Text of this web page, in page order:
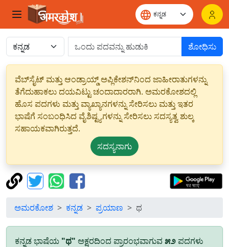
ಶೋಧಿಸು
ವೆಬ್‌ಸೈಟ್ ಮತ್ತು ಆಂಡ್ರಾಯ್ಡ್ ಅಪ್ಲಿಕೇಶನ್‌ನಿಂದ ಜಾಹೀರಾತುಗಳನ್ನು
ತೆಗೆದುಹಾಕಲು ದಯವಿಟ್ಟು ಚಂದಾದಾರರಾಗಿ. ಅಮರಕೋಶದಲ್ಲಿ
ಹೊಸ ಪದಗಳು ಮತ್ತು ವ್ಯಾಖ್ಯಾನಗಳನ್ನು ಸೇರಿಸಲು ಮತ್ತು ಇತರ
ಭಾಷೆಗೆ ಸಂಬಂಧಿಸಿದ ವೈಶಿಷ್ಟ್ಯಗಳನ್ನು ಸೇರಿಸಲು ಸದಸ್ಯತ್ವ ಶುಲ್ಕ
ಸಹಾಯಕವಾಗಿರುತ್ತದೆ.
ಸದಸ್ಯನಾಗು
ಅಮರಕೋಶ ಕನ್ನಡ ಪ್ರಯಾಣ ಥ
ಕನ್ನಡ ಭಾಷೆಯ "ಥ" ಅಕ್ಷರದಿಂದ ಪ್ರಾರಂಭವಾಗುವ೫೨ ಪದಗಳು